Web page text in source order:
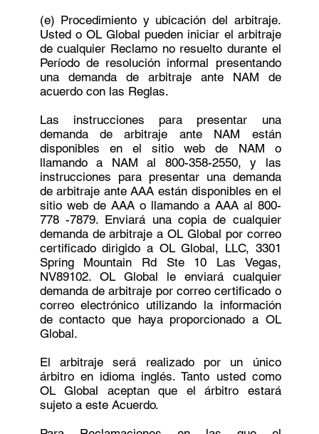
(e) Procedimiento y ubicación del arbitraje.
Usted o OL Global pueden iniciar el arbitraje
de cualquier Reclamo no resuelto durante el
Período de resolución informal presentando
una demanda de arbitraje ante NAM de
acuerdo con las Reglas.
Las instrucciones para presentar una
demanda de arbitraje ante NAM están
disponibles en el sitio web de NAM o
llamando a NAM al 800-358-2550, y las
instrucciones para presentar una demanda
de arbitraje ante AAA están disponibles en el
sitio web de AAA o llamando a AAA al 800-
778 -7879. Enviará una copia de cualquier
demanda de arbitraje a OL Global por correo
certificado dirigido a OL Global, LLC, 3301
Spring Mountain Rd Ste 10 Las Vegas,
NV89102. OL Global le enviará cualquier
demanda de arbitraje por correo certificado o
correo electrónico utilizando la información
de contacto que haya proporcionado a OL
Global.
El arbitraje será realizado por un único
árbitro en idioma inglés. Tanto usted como
OL Global aceptan que el árbitro estará
sujeto a este Acuerdo.